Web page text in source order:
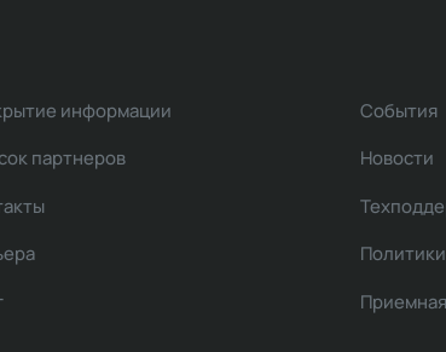
информации
партнеров
События
Новости